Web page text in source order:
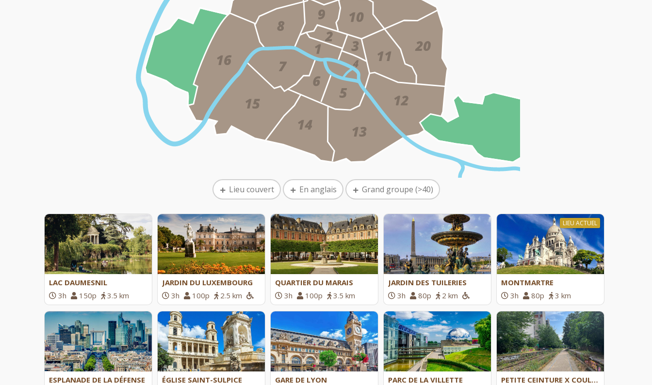
Lieu couvert En anglais Grand groupe (>40)
LAC DAUMESNIL
3h
150p 3.5 km
JARDIN DU LUXEMBOURG
3h
100p 2.5 km
QUARTIER DU MARAIS
3h
100p 3.5 km
JARDIN DES TUILERIES
3h
80p 2 km
LIEU ACTUEL
MONTMARTRE
3h
80p 3 km
ESPLANADE DE LA DÉFENSE
ÉGLISE SAINT-SULPICE
GARE DE LYON
PARC DE LA VILLETTE
PETITE CEINTURE X COULÉE VERTE